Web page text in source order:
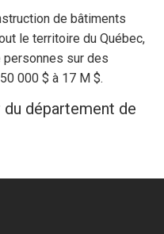
de bâtiments
le territoire du Québec,
personnes sur des
000 $ à 17 M $.
du département de